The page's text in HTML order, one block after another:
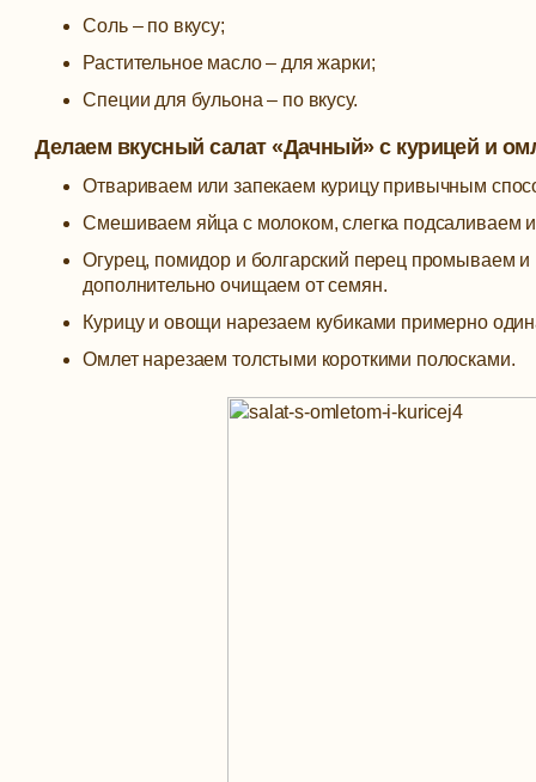
Соль – по вкусу;
Растительное масло – для жарки;
Специи для бульона – по вкусу.
Делаем вкусный салат «Дачный» с курицей и
Отвариваем или запекаем курицу привычным
Смешиваем яйца с молоком, слегка подсаливаем
Огурец, помидор и болгарский перец промываем
дополнительно очищаем от семян.
Курицу и овощи нарезаем кубиками примерно
Омлет нарезаем толстыми короткими полосками.